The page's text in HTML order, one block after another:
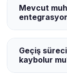
Mevcut
Geçiş
kaybolur